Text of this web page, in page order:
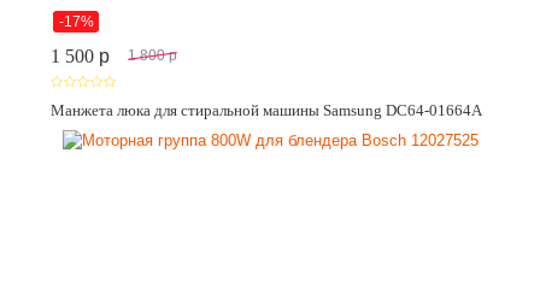
-17%
1 500 p 1 800 p
Манжета люка для стиральной машины Samsung DC64-01664A